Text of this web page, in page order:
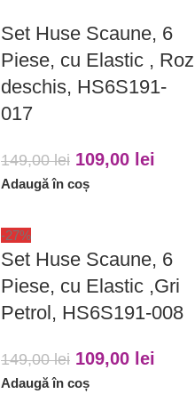
Set Huse Scaune, 6
Piese, cu Elastic , Roz
deschis, HS6S191-
017
149,00lei 109,00 lei
Adaugă în coș
-27%
Set Huse Scaune, 6
Piese, cu Elastic ,Gri
Petrol, HS6S191-008
149,00lei 109,00 lei
Adaugă în coș